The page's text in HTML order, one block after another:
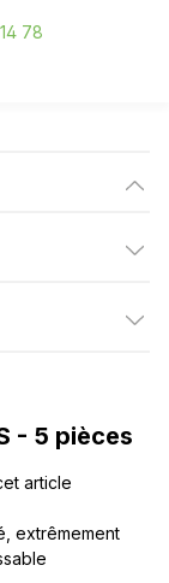
78
- 5 pièces
article
extrêmement